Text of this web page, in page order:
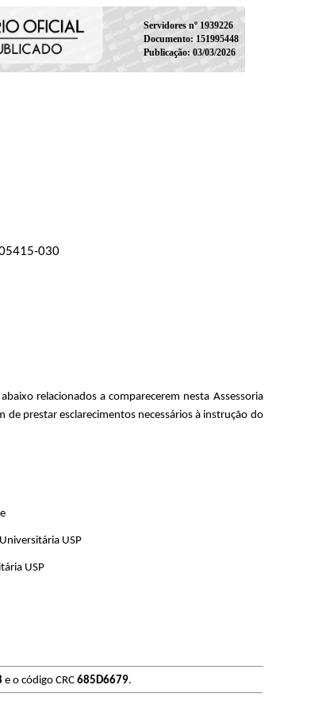
Servidores nº 1939226
Documento: 151995448
Publicação: 03/03/2026
030
relacionados a comparecerem nesta Assessoria
de prestar esclarecimentos necessários à instrução do
USP
USP
e o código CRC685D6679.